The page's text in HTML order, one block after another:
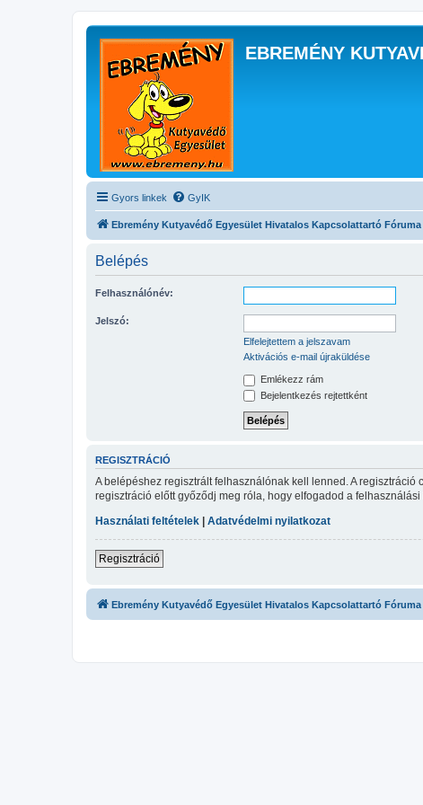
EBREMÉNY
Gyors linkek GyIK
Ebremény Kutyavédő Egyesület Hivatalos Kapcsolattartó Fóruma
Belépés
Felhasználónév:
Jelszó:
Elfelejtettem a jelszavam
Aktivációs e-mail újraküldése
Emlékezz rám
Bejelentkezés rejtettként
REGISZTRÁCIÓ
A belépéshez regisztrált felhasználónak kell lenned. A
regisztráció előtt győződj meg róla, hogy elfogadod a
Használati feltételek | Adatvédelmi nyilatkozat
Regisztráció
Ebremény Kutyavédő Egyesület Hivatalos Kapcsolattartó Fóruma